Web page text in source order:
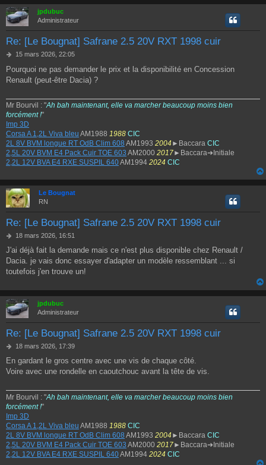
jpdubuc
Administrateur
Re: [Le Bougnat] Safrane 2.5 20V RXT 1998 cuir
M
s
s
g
e
15 mars 2026, 22:05
Pourquoi ne pas demander le prix et la disponibilité en Concession
Renault (peut-être Dacia) ?
Mr Bourvil : "Ah bah maintenant, elle va marcher beaucoup moins bien
forcément !"
Imp 3D
Corsa A 1,2L Viva bleu AM1988 1988 CIC
2L 8V BVM longue RT OdB Clim 608 AM1993 2004 ►Baccara CIC
2,5L 20V BVM E4 Pack Cuir TOE 603 AM2000 2017►Baccara➔Initiale
2,2L 12V BVA E4 RXE SUSPIL 640AM1994 2024 CIC
Le Bougnat
RN
Re: [Le Bougnat] Safrane 2.5 20V RXT 1998 cuir
M
s
s
a
18 mars 2026, 16:51
J'ai déjà fait la demande mais ce n'est plus disponible chez Renault /
Dacia. je vais donc essayer d'adapter un modèle ressemblant ... si
toutefois j'en trouve un!
jpdubuc
Administrateur
Re: [Le Bougnat] Safrane 2.5 20V RXT 1998 cuir
M
s
s
g
e
18 mars 2026, 17:39
En gardant le gros centre avec une vis de chaque côté.
Voire avec une rondelle en caoutchouc avant la tête de vis.
Mr Bourvil : "Ah bah maintenant, elle va marcher beaucoup moins bien
forcément !"
Imp 3D
Corsa A 1,2L Viva bleu AM1988 1988 CIC
2L 8V BVM longue RT OdB Clim 608 AM1993 2004 ►Baccara CIC
2,5L 20V BVM E4 Pack Cuir TOE 603 AM2000 2017►Baccara➔Initiale
2,2L 12V BVA E4 RXE SUSPIL 640AM1994 2024 CIC